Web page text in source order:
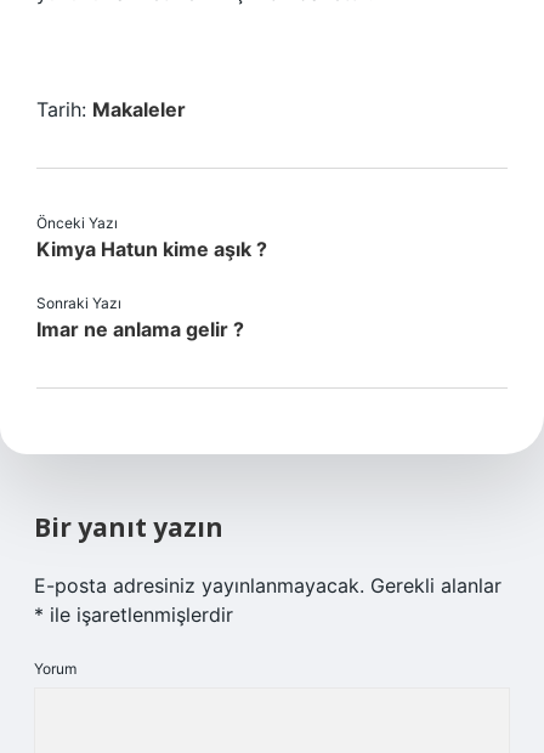
Tarih: Makaleler
Önceki Yazı
Kimya Hatun kime aşık ?
Sonraki Yazı
Imar ne anlama gelir ?
Bir yanıt yazın
E-posta adresiniz yayınlanmayacak. Gerekli alanlar
* ile işaretlenmişlerdir
Yorum